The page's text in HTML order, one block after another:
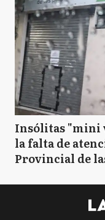
T
T
Insólitas "mini
la falta de
Provincial de